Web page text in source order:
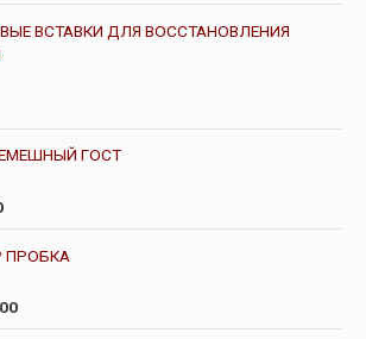
ВСТАВКИ ДЛЯ ВОССТАНОВЛЕНИЯ
ГОСТ
ПРОБКА